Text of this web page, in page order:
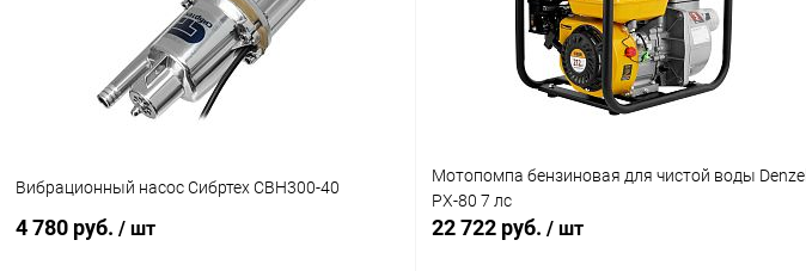
В наличии В избранное В наличии
Вибрационный насос Сибртех СВН300-40
4 780 руб. / шт
Мотопомпа бензиновая для чистой воды Denzel
PX-80 7 лс
22 722 руб. / шт